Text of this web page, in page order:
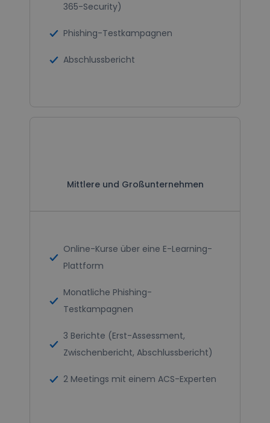
365-Security)
Phishing-Testkampagnen
Abschlussbericht
Mittlere und Großunternehmen
Online-Kurse über eine E-Learning-
Plattform
Monatliche Phishing-
Testkampagnen
3 Berichte (Erst-Assessment,
Zwischen­bericht, Abschlussbericht)
2 Meetings mit einem ACS-Experten